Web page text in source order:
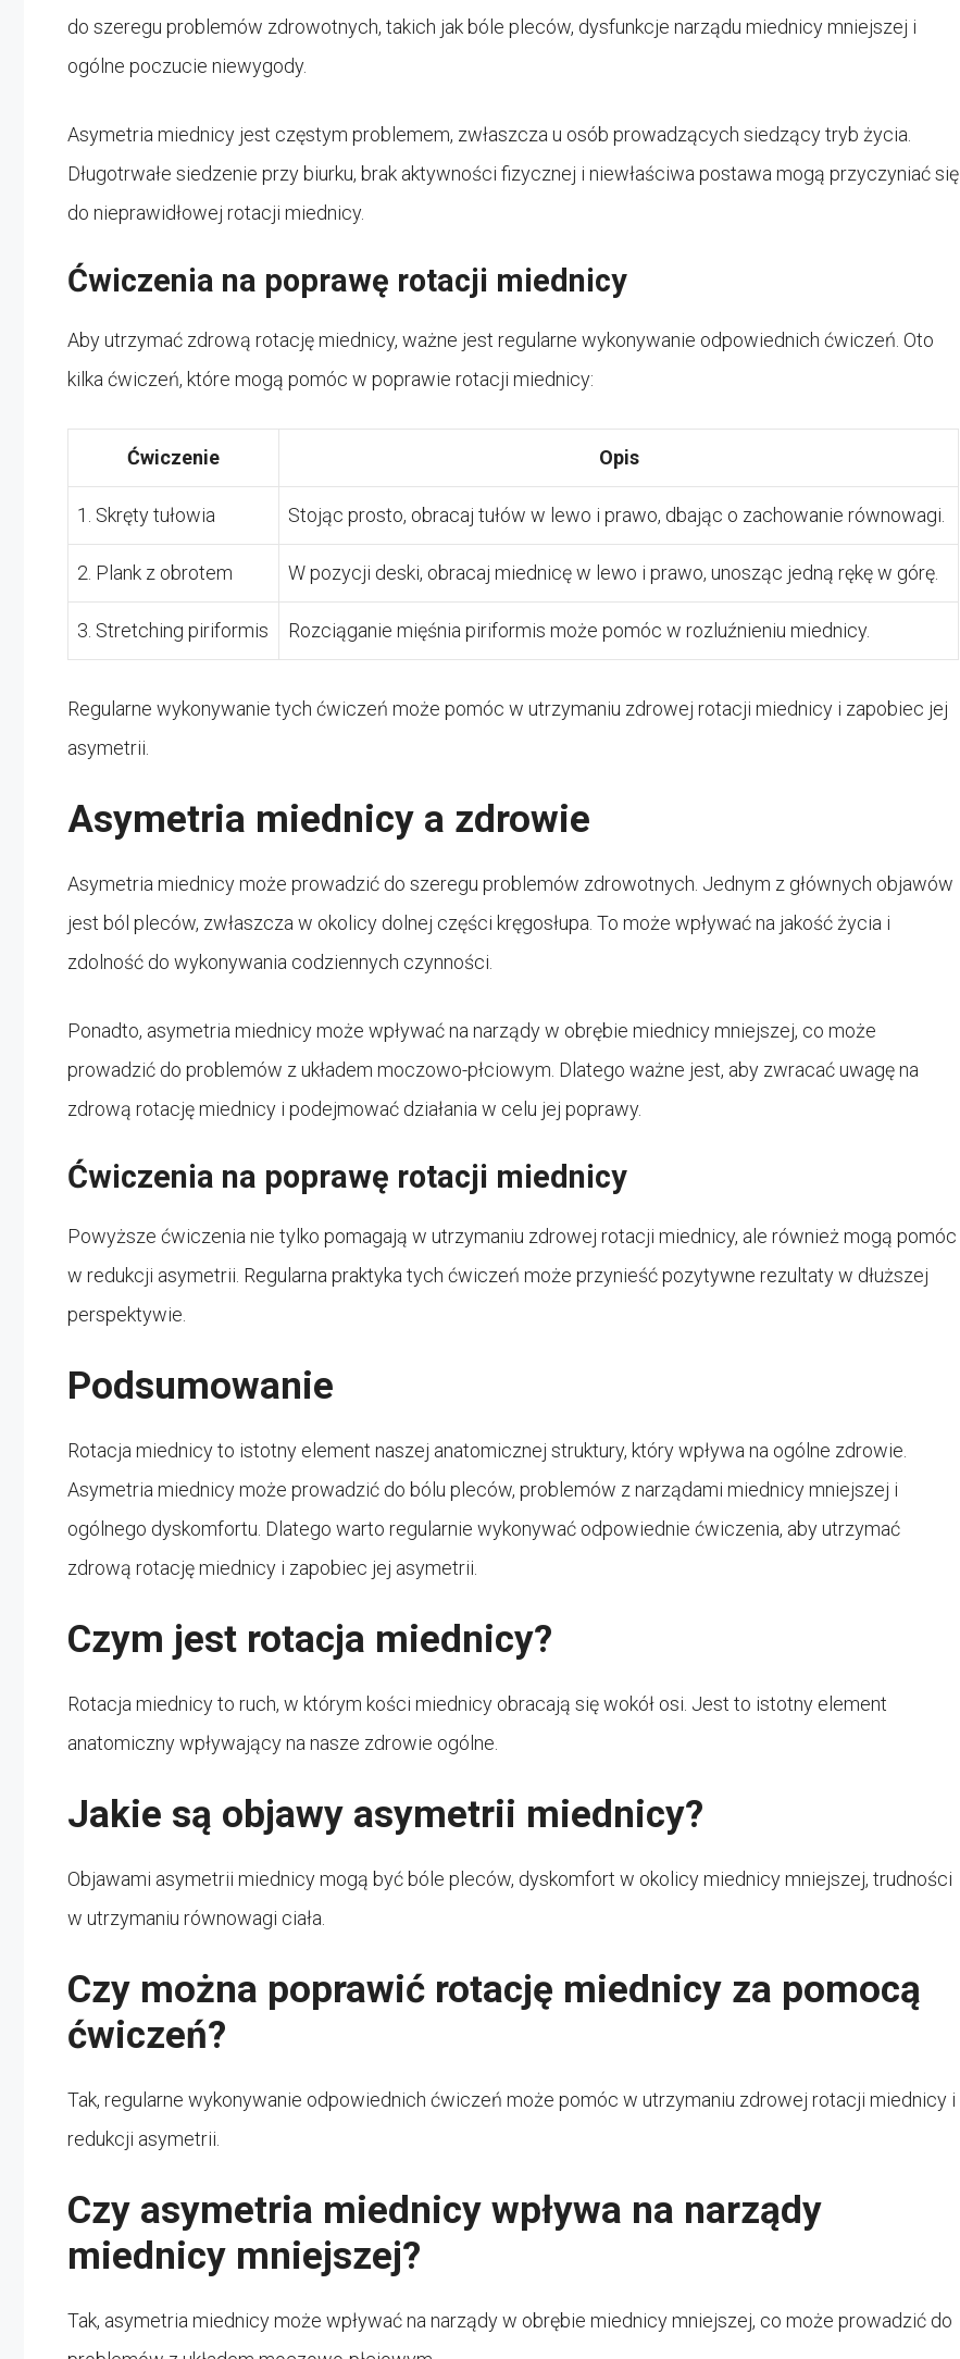
do szeregu problemów zdrowotnych, takich jak bóle pleców, dysfunkcje narządu miednicy mniejszej i
ogólne poczucie niewygody.
Asymetria miednicy jest częstym problemem, zwłaszcza u osób prowadzących siedzący tryb życia.
Długotrwałe siedzenie przy biurku, brak aktywności fizycznej i niewłaściwa postawa mogą przyczyniać się
do nieprawidłowej rotacji miednicy.
Ćwiczenia na poprawę rotacji miednicy
Aby utrzymać zdrową rotację miednicy, ważne jest regularne wykonywanie odpowiednich ćwiczeń. Oto
kilka ćwiczeń, które mogą pomóc w poprawie rotacji miednicy:
Ćwiczenie Opis
1. Skręty tułowia Stojąc prosto, obracaj tułów w lewo i prawo, dbając o zachowanie równowagi.
2. Plank z obrotem W pozycji deski, obracaj miednicę w lewo i prawo, unosząc jedną rękę w górę.
3. Stretching piriformis Rozciąganie mięśnia piriformis może pomóc w rozluźnieniu miednicy.
Regularne wykonywanie tych ćwiczeń może pomóc w utrzymaniu zdrowej rotacji miednicy i zapobiec jej
asymetrii.
Asymetria miednicy a zdrowie
Asymetria miednicy może prowadzić do szeregu problemów zdrowotnych. Jednym z głównych objawów
jest ból pleców, zwłaszcza w okolicy dolnej części kręgosłupa. To może wpływać na jakość życia i
zdolność do wykonywania codziennych czynności.
Ponadto, asymetria miednicy może wpływać na narządy w obrębie miednicy mniejszej, co może
prowadzić do problemów z układem moczowo-płciowym. Dlatego ważne jest, aby zwracać uwagę na
zdrową rotację miednicy i podejmować działania w celu jej poprawy.
Ćwiczenia na poprawę rotacji miednicy
Powyższe ćwiczenia nie tylko pomagają w utrzymaniu zdrowej rotacji miednicy, ale również mogą pomóc
w redukcji asymetrii. Regularna praktyka tych ćwiczeń może przynieść pozytywne rezultaty w dłuższej
perspektywie.
Podsumowanie
Rotacja miednicy to istotny element naszej anatomicznej struktury, który wpływa na ogólne zdrowie.
Asymetria miednicy może prowadzić do bólu pleców, problemów z narządami miednicy mniejszej i
ogólnego dyskomfortu. Dlatego warto regularnie wykonywać odpowiednie ćwiczenia, aby utrzymać
zdrową rotację miednicy i zapobiec jej asymetrii.
Czym jest rotacja miednicy?
Rotacja miednicy to ruch, w którym kości miednicy obracają się wokół osi. Jest to istotny element
anatomiczny wpływający na nasze zdrowie ogólne.
Jakie są objawy asymetrii miednicy?
Objawami asymetrii miednicy mogą być bóle pleców, dyskomfort w okolicy miednicy mniejszej, trudności
w utrzymaniu równowagi ciała.
Czy można poprawić rotację miednicy za pomocą
ćwiczeń?
Tak, regularne wykonywanie odpowiednich ćwiczeń może pomóc w utrzymaniu zdrowej rotacji miednicy i
redukcji asymetrii.
Czy asymetria miednicy wpływa na narządy
miednicy mniejszej?
Tak, asymetria miednicy może wpływać na narządy w obrębie miednicy mniejszej, co może prowadzić do